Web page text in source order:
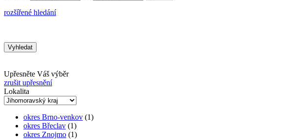
rozšířené hledání
Upřesněte Váš výběr
zrušit upřesnění
Lokalita
okres Brno-venkov (1)
okres Břeclav (1)
okres Znojmo (1)